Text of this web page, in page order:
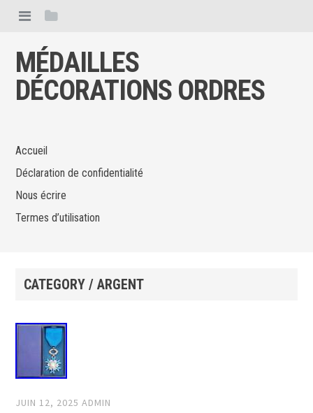
MÉDAILLES
DÉCORATIONS ORDRES
Accueil
Déclaration de confidentialité
Nous écrire
Termes d’utilisation
CATEGORY / ARGENT
JUIN 12, 2025 ADMIN